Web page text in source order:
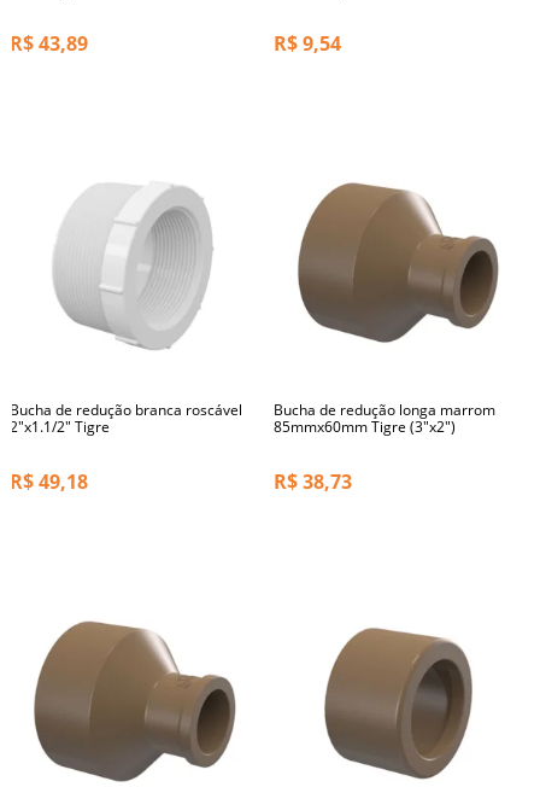
R$43,89 R$9,54
Bucha de redução branca roscável
2"x1.1/2" Tigre
R$49,18
Bucha de redução longa marrom
85mmx60mm Tigre (3"x2")
R$38,73